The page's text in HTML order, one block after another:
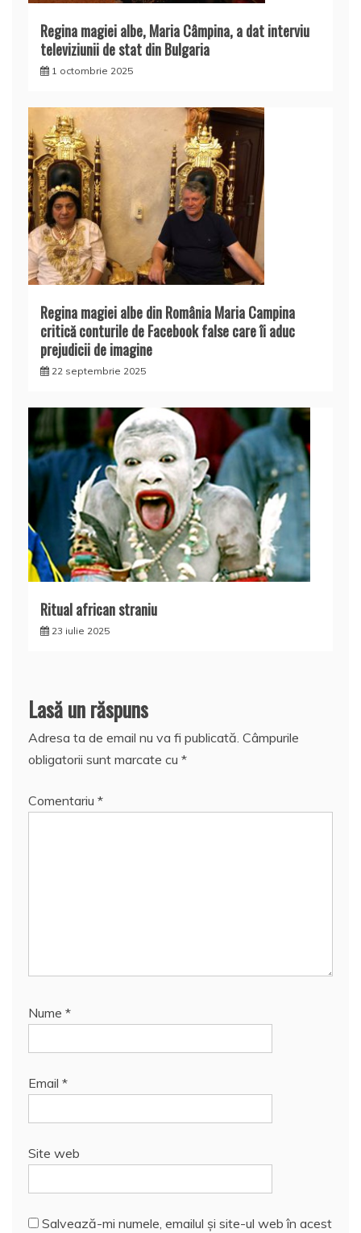
Regina magiei albe, Maria Câmpina, a dat interviu
televiziunii de stat din Bulgaria
1 octombrie 2025
Regina magiei albe din România Maria Campina
critică conturile de Facebook false care îi aduc
prejudicii de imagine
22 septembrie 2025
Ritual african straniu
23 iulie 2025
Lasă un răspuns
Adresa ta de email nu va fi publicată. Câmpurile
obligatorii sunt marcate cu *
Comentariu *
Nume *
Email *
Site web
Salvează-mi numele, emailul și site-ul web în acest